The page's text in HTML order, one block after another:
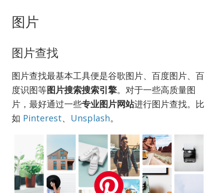
图片
图片查找
图片查找最基本工具便是谷歌图片、百度图片、百
度识图等图片搜索搜索引擎。对于一些高质量图
片，最好通过一些专业图片网站进行图片查找。比
如 Pinterest、 Unsplash。